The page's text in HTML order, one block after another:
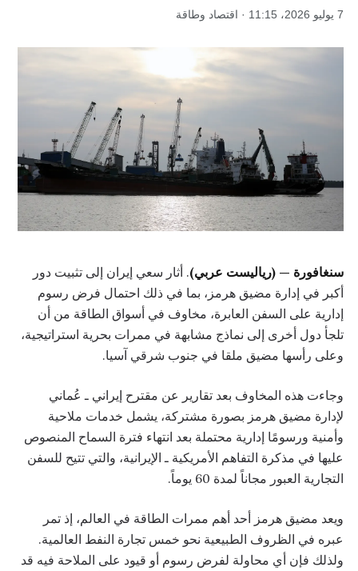
7 يوليو 2026، 11:15 · اقتصاد وطاقة
سنغافورة — (رياليست عربي). أثار سعي إيران إلى تثبيت دور
أكبر في إدارة مضيق هرمز، بما في ذلك احتمال فرض رسوم
إدارية على السفن العابرة، مخاوف في أسواق الطاقة من أن
تلجأ دول أخرى إلى نماذج مشابهة في ممرات بحرية استراتيجية،
وعلى رأسها مضيق ملقا في جنوب شرقي آسيا.
وجاءت هذه المخاوف بعد تقارير عن مقترح إيراني ـ عُماني
لإدارة مضيق هرمز بصورة مشتركة، يشمل خدمات ملاحية
وأمنية ورسومًا إدارية محتملة بعد انتهاء فترة السماح المنصوص
عليها في مذكرة التفاهم الأمريكية ـ الإيرانية، والتي تتيح للسفن
التجارية العبور مجاناً لمدة 60 يوماً.
ويعد مضيق هرمز أحد أهم ممرات الطاقة في العالم، إذ تمر
عبره في الظروف الطبيعية نحو خمس تجارة النفط العالمية.
ولذلك فإن أي محاولة لفرض رسوم أو قيود على الملاحة فيه قد